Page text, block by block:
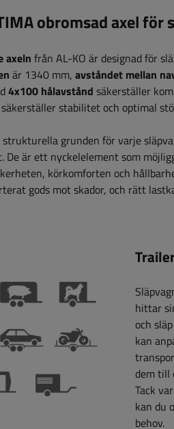
obromsad axel
axeln från AL-KO är designad för
är 1340 mm, avståndet mellan
4x100 hålavstånd säkerställer
stabilitet och optimal
grunden för varje
De är ett nyckelelement som
körkomforten och
gods mot skador, och rätt
hittar
och
kan
dem till
Tack
kan du
behov.